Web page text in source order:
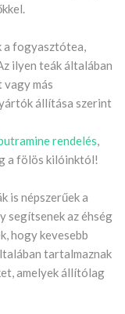
a fogyasztótea,
ilyen teák általában
más
állítása szerint
rendelés,
a fölös kilóinktól!
is népszerűek a
segítsenek az éhség
hogy kevesebb
tartalmaznak
amelyek állítólag